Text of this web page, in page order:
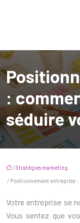
:
séduire
/Stratégies marketing
/ Positionnement entreprise
Votre entreprise se
Vous sentez que